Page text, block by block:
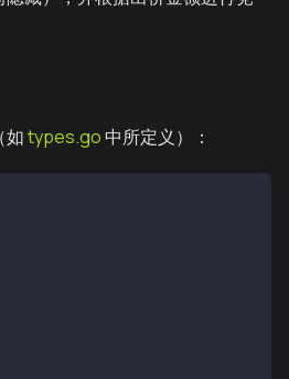
如types.go 中所定义）：